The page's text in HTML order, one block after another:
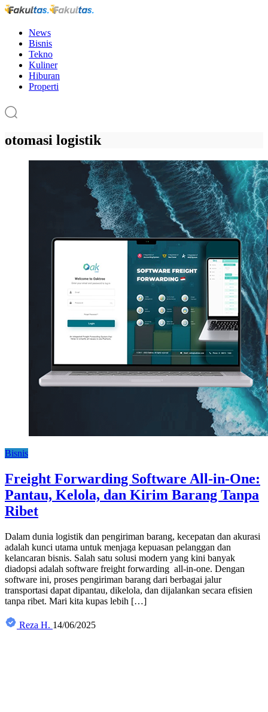
News
Bisnis
Tekno
Kuliner
Hiburan
Properti
otomasi logistik
Bisnis
Freight Forwarding Software All-in-One:
Pantau, Kelola, dan Kirim Barang Tanpa
Ribet
Dalam dunia logistik dan pengiriman barang, kecepatan dan akurasi
adalah kunci utama untuk menjaga kepuasan pelanggan dan
kelancaran bisnis. Salah satu solusi modern yang kini banyak
diadopsi adalah software freight forwarding all-in-one. Dengan
software ini, proses pengiriman barang dari berbagai jalur
transportasi dapat dipantau, dikelola, dan dijalankan secara efisien
tanpa ribet. Mari kita kupas lebih […]
Reza H. 14/06/2025